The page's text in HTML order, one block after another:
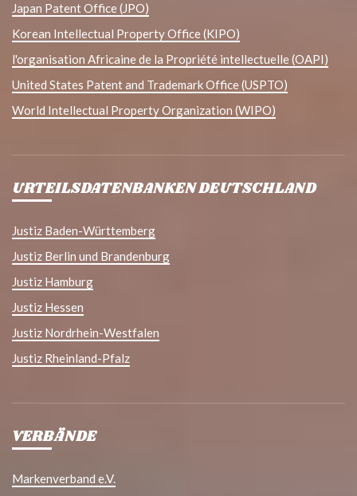
Japan Patent Office (JPO)
Korean Intellectual Property Office (KIPO)
l'organisation Africaine de la Propriété intellectuelle (OAPI)
United States Patent and Trademark Office (USPTO)
World Intellectual Property Organization (WIPO)
URTEILSDATENBANKEN DEUTSCHLAND
Justiz Baden-Württemberg
Justiz Berlin und Brandenburg
Justiz Hamburg
Justiz Hessen
Justiz Nordrhein-Westfalen
Justiz Rheinland-Pfalz
VERBÄNDE
Markenverband e.V.